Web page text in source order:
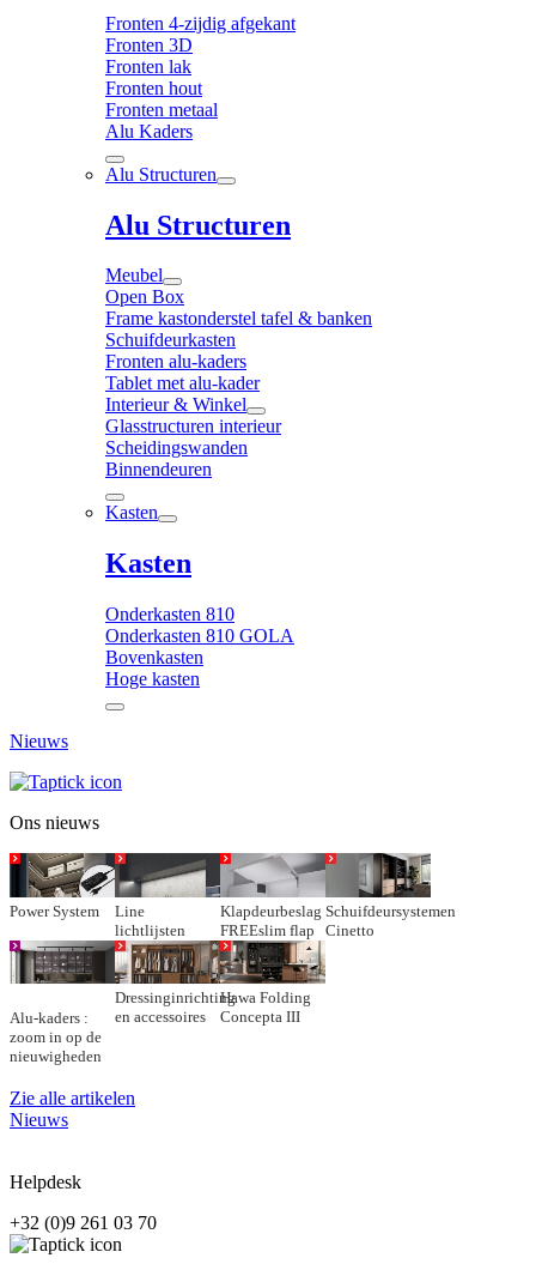
Fronten 4-zijdig afgekant
Fronten 3D
Fronten lak
Fronten hout
Fronten metaal
Alu Kaders
Alu Structuren
Alu Structuren
Meubel
Open Box
Frame kastonderstel tafel & banken
Schuifdeurkasten
Fronten alu-kaders
Tablet met alu-kader
Interieur & Winkel
Glasstructuren interieur
Scheidingswanden
Binnendeuren
Kasten
Kasten
Onderkasten 810
Onderkasten 810 GOLA
Bovenkasten
Hoge kasten
Nieuws
Ons nieuws
Power System
Line
lichtlijsten
Klapdeurbeslag
FREEslim flap
Schuifdeursystemen
Cinetto
Alu-kaders :
zoom in op de
nieuwigheden
Dressinginrichting
en accessoires
Hawa Folding
Concepta III
Zie alle artikelen
Nieuws
Helpdesk
+32 (0)9 261 03 70